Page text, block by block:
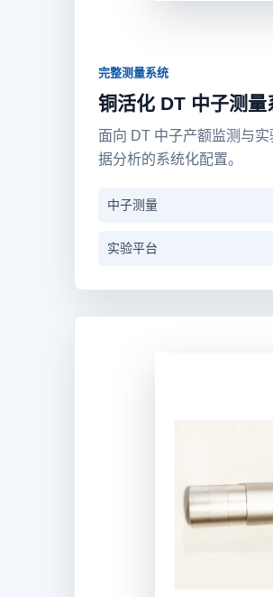
完整测量系统
铜活化 DT 中子测量
面向 DT 中子产额监测与
据分析的系统化配置。
中子测量
实验平台